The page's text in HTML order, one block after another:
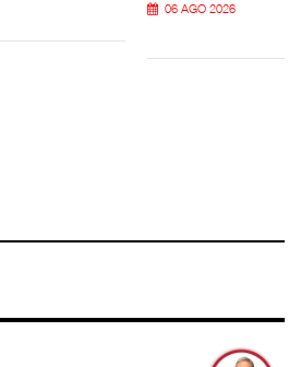
06 AGO 2026